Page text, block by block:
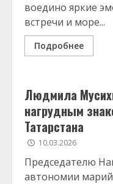
воедино яркие
встречи и море...
Подробнее
Людмила
нагрудным
Татарстана
10.03.2026
Председателю
автономии